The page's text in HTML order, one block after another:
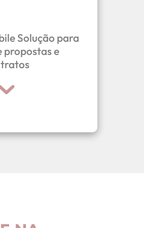
Solução para
propostas e
propostas
TopconCRM,
mobile.